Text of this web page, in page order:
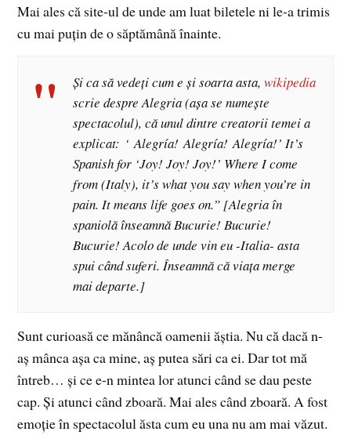
Mai ales că site-ul de unde am luat biletele ni le-a trimis
cu mai puţin de o săptămână înainte.
Şi ca să vedeţi cum e şi soarta asta,wikipedia
scrie despre Alegria (aşa se numeşte
spectacolul), că unul dintre creatorii temei a
explicat: ‘Alegría!Alegría!Alegría!’ It’s
Spanish for ‘Joy! Joy! Joy!’ Where I come
from (Italy), it’s what you say when you’re in
pain. It means life goes on.” [Alegria în
spaniolă înseamnă Bucurie! Bucurie!
Bucurie! Acolo de unde vin eu -Italia- asta
spui când suferi. Înseamnă că viaţa merge
mai departe.]
Sunt curioasă ce mănâncă oamenii ăştia. Nu că dacă n-
aş mânca aşa ca mine, aş putea sări ca ei. Dar tot mă
întreb… şi ce e-n mintea lor atunci când se dau peste
cap. Şi atunci când zboară. Mai ales când zboară. A fost
emoţie în spectacolul ăsta cum eu una nu am mai văzut.